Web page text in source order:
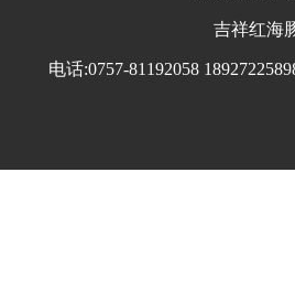
吉祥红海
电话:0757-81192058